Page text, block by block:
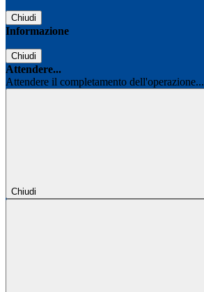
Chiudi
Informazione
Chiudi
Attendere...
Attendere il completamento dell'operazione...
Chiudi